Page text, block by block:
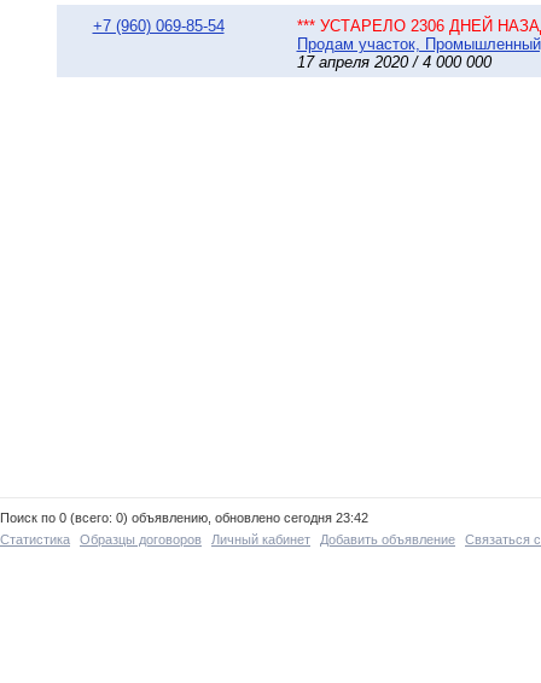
+7 (960) 069-85-54
*** УСТАРЕЛО 2306 ДНЕЙ
Продам участок,
17 апреля 2020 / 4 000 000
Поиск по 0 (всего: 0) объявлению, обновлено сегодня 23:42
Статистика
Образцы договоров Личный кабинет Добавить объявление Связаться